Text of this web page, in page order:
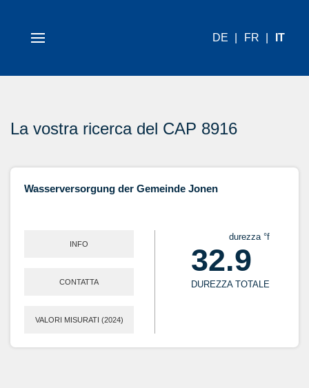
DE FR IT
La vostra ricerca del CAP 8916
Wasserversorgung der Gemeinde Jonen
INFO
CONTATTA
VALORI MISURATI (2024)
durezza °f
32.9
DUREZZA TOTALE